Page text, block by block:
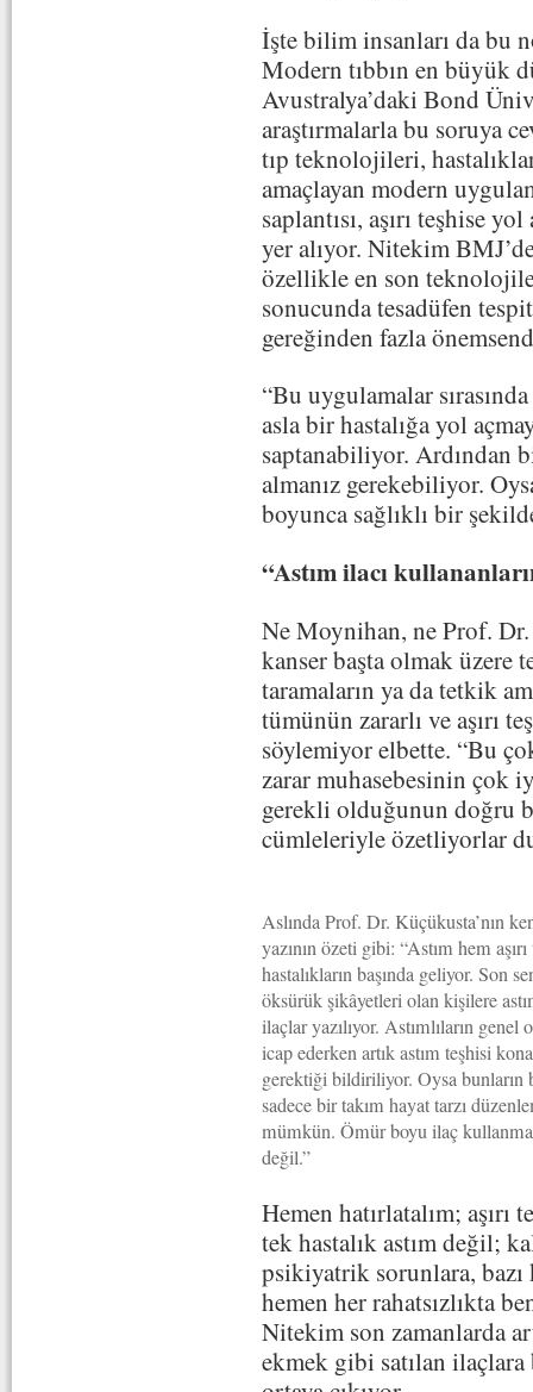
İşte bilim insanları da bu
Modern tıbbın en büyük
Avustralya’daki Bond
araştırmalarla bu soruya
tıp teknolojileri,
amaçlayan modern
saplantısı, aşırı teşhise
yer alıyor. Nitekim
özellikle en son
sonucunda tesadüfen
gereğinden fazla
“Bu uygulamalar
asla bir hastalığa yol
saptanabiliyor. Ardından
almanız gerekebiliyor.
boyunca sağlıklı bir
“Astım ilacı
Ne Moynihan, ne Prof.
kanser başta olmak üzere
taramaların ya da tetkik
tümünün zararlı ve aşırı
söylemiyor elbette. “Bu
zarar muhasebesinin çok
gerekli olduğunun doğru
cümleleriyle özetliyorlar
Aslında Prof. Dr. Küçükusta’nın
yazının özeti gibi: “Astım hem
hastalıkların başında geliyor. Son
öksürük şikâyetleri olan kişilere
ilaçlar yazılıyor. Astımlıların
icap ederken artık astım teşhisi
gerektiği bildiriliyor. Oysa bunların
sadece bir takım hayat tarzı
mümkün. Ömür boyu ilaç
değil.”
Hemen hatırlatalım; aşırı
tek hastalık astım değil;
psikiyatrik sorunlara,
hemen her rahatsızlıkta
Nitekim son zamanlarda
ekmek gibi satılan ilaçlara